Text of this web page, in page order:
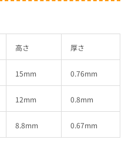
高さ 厚さ
15mm 0.76mm
12mm 0.8mm
8.8mm 0.67mm